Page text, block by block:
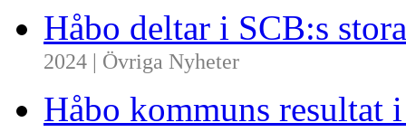
Håbo deltar i SCB:s
2024 | Övriga Nyheter
Håbo kommuns resultat